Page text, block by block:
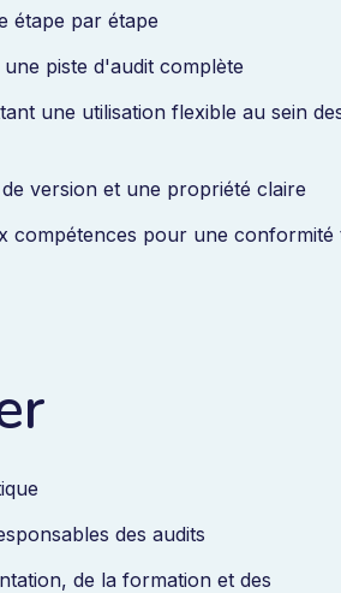
étape par étape
piste d'audit complète
une utilisation flexible au sein
version et une propriété claire
compétences pour une conformité
des audits
de la formation et des